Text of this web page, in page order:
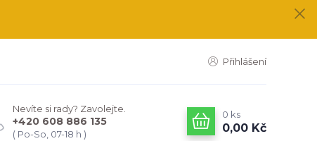
Přihlášení
Nevíte si rady? Zavolejte.
+420 608 886 135
( Po-So, 07-18 h )
0 ks
0,00 Kč